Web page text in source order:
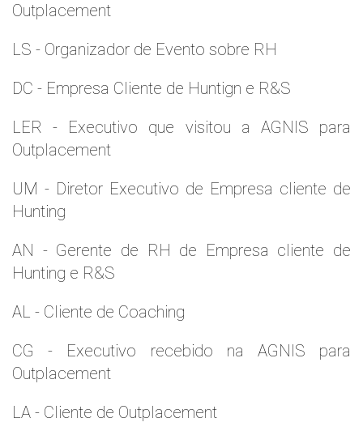
Outplacement
LS - Organizador de Evento sobre RH
DC - Empresa Cliente de Huntign e R&S
LER - Executivo que visitou a AGNIS para
Outplacement
UM - Diretor Executivo de Empresa cliente de
Hunting
AN - Gerente de RH de Empresa cliente de
Hunting e R&S
AL - Cliente de Coaching
CG - Executivo recebido na AGNIS para
Outplacement
LA - Cliente de Outplacement